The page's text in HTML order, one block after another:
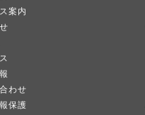
案内
わせ
保護